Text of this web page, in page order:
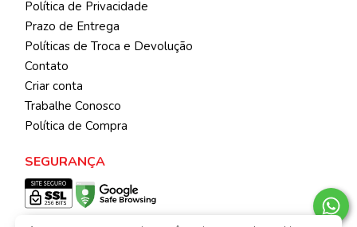
Política de Privacidade
Prazo de Entrega
Políticas de Troca e Devolução
Contato
Criar conta
Trabalhe Conosco
Política de Compra
SEGURANÇA